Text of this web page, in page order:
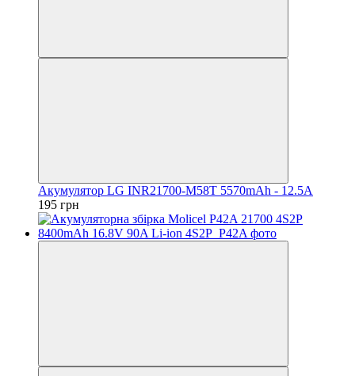
Акумулятор LG INR21700-M58T 5570mAh - 12.5A
195 грн